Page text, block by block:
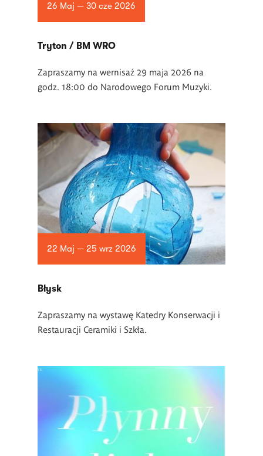
26 Maj — 30 cze 2026
Tryton / BM WRO
Zapraszamy na wernisaż 29 maja 2026 na
godz. 18:00 do Narodowego Forum Muzyki.
22 Maj — 25 wrz 2026
Błysk
Zapraszamy na wystawę Katedry Konserwacji i
Restauracji Ceramiki i Szkła.